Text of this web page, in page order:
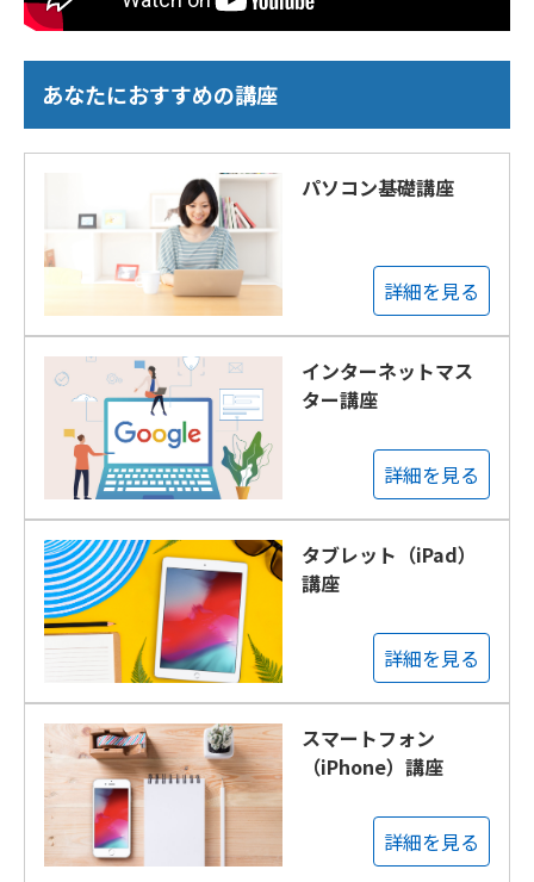
あなたにおすすめの講座
パソコン基礎講座
詳細を見る
インターネットマス
ター講座
詳細を見る
タブレット（iPad）
講座
詳細を見る
スマートフォン
（iPhone）講座
詳細を見る